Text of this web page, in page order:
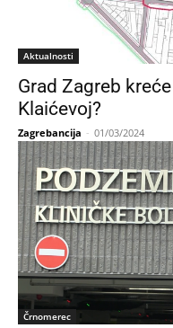
Aktualnosti
Grad Zagreb
Klaićevoj?
Zagrebancija - 01/03/2024
Črnomerec